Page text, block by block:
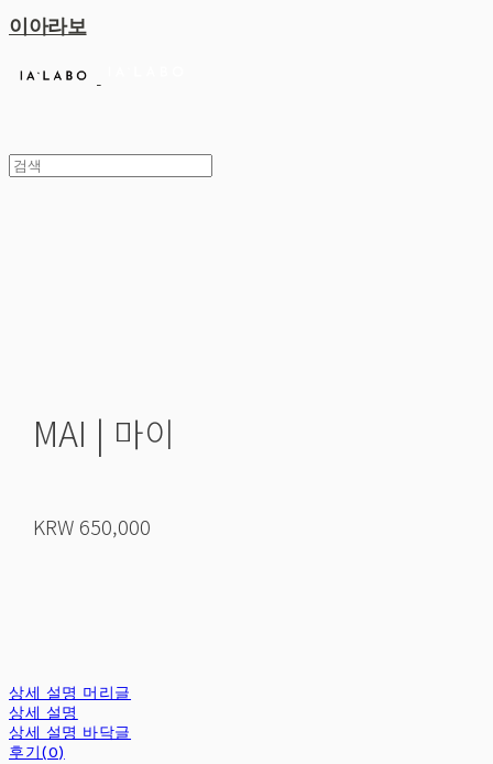
이아라보
MAI | 마이
KRW 650,000
상세 설명 머리글
상세 설명
상세 설명 바닥글
후기(0)